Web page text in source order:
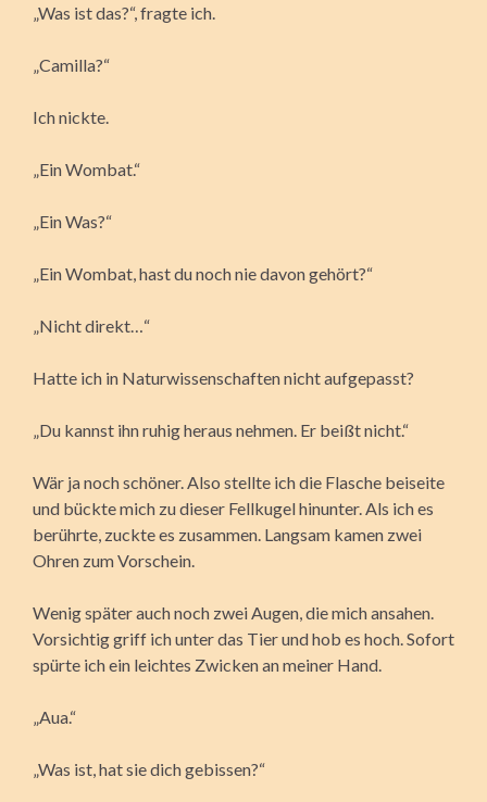
„Was ist das?“, fragte ich.
„Camilla?“
Ich nickte.
„Ein Wombat.“
„Ein Was?“
„Ein Wombat, hast du noch nie davon gehört?“
„Nicht direkt…“
Hatte ich in Naturwissenschaften nicht aufgepasst?
„Du kannst ihn ruhig heraus nehmen. Er beißt nicht.“
Wär ja noch schöner. Also stellte ich die Flasche beiseite
und bückte mich zu dieser Fellkugel hinunter. Als ich es
berührte, zuckte es zusammen. Langsam kamen zwei
Ohren zum Vorschein.
Wenig später auch noch zwei Augen, die mich ansahen.
Vorsichtig griff ich unter das Tier und hob es hoch. Sofort
spürte ich ein leichtes Zwicken an meiner Hand.
„Aua.“
„Was ist, hat sie dich gebissen?“